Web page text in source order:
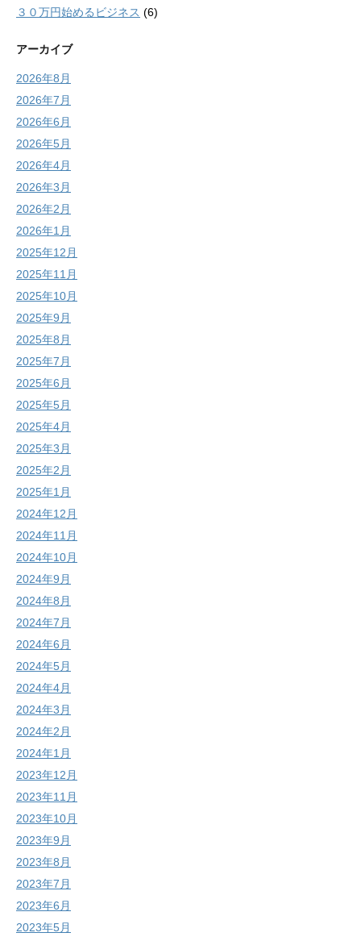
３０万円始めるビジネス (6)
アーカイブ
2026年8月
2026年7月
2026年6月
2026年5月
2026年4月
2026年3月
2026年2月
2026年1月
2025年12月
2025年11月
2025年10月
2025年9月
2025年8月
2025年7月
2025年6月
2025年5月
2025年4月
2025年3月
2025年2月
2025年1月
2024年12月
2024年11月
2024年10月
2024年9月
2024年8月
2024年7月
2024年6月
2024年5月
2024年4月
2024年3月
2024年2月
2024年1月
2023年12月
2023年11月
2023年10月
2023年9月
2023年8月
2023年7月
2023年6月
2023年5月